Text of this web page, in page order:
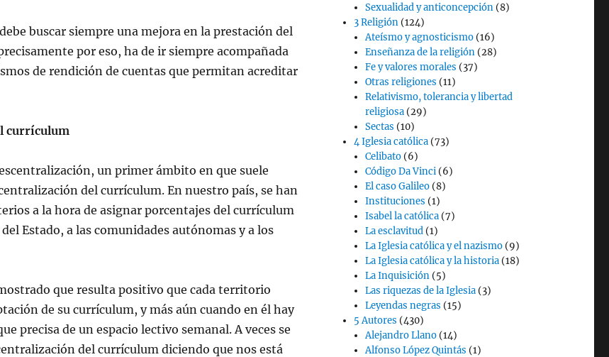
buscar siempre una mejora en la prestación del
por eso, ha de ir siempre acompañada
de rendición de cuentas que permitan acreditar
currículum
un primer ámbito en que suele
del currículum. En nuestro país, se han
a la hora de asignar porcentajes del currículum
Estado, a las comunidades autónomas y a los
que resulta positivo que cada territorio
de su currículum, y más aún cuando en él hay
precisa de un espacio lectivo semanal. A veces se
del currículum diciendo que nos está
Sexualidad y anticoncepción (8)
3 Religión (124)
Ateísmo y agnosticismo (16)
Enseñanza de la religión (28)
Fe y valores morales (37)
Otras religiones (11)
Relativismo, tolerancia y libertad
religiosa (29)
Sectas (10)
4 Iglesia católica (73)
Celibato (6)
Código Da Vinci (6)
El caso Galileo (8)
Instituciones (1)
Isabel la católica (7)
La esclavitud (1)
La Iglesia católica y el nazismo (9)
La Iglesia católica y la historia (18)
La Inquisición (5)
Las riquezas de la Iglesia (3)
Leyendas negras (15)
5 Autores (430)
Alejandro Llano (14)
Alfonso López Quintás (1)